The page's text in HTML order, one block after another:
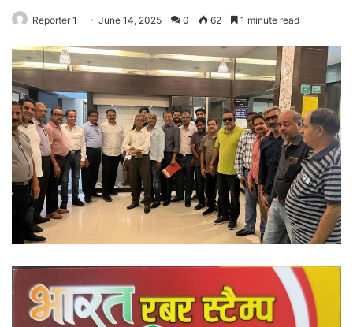
Reporter 1 June 14, 2025 0 62 1 minute read